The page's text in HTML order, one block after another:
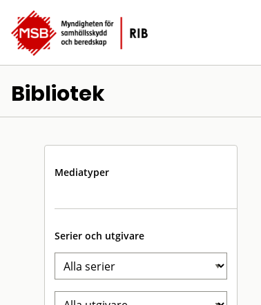
Bibliotek
Mediatyper
Serier och utgivare